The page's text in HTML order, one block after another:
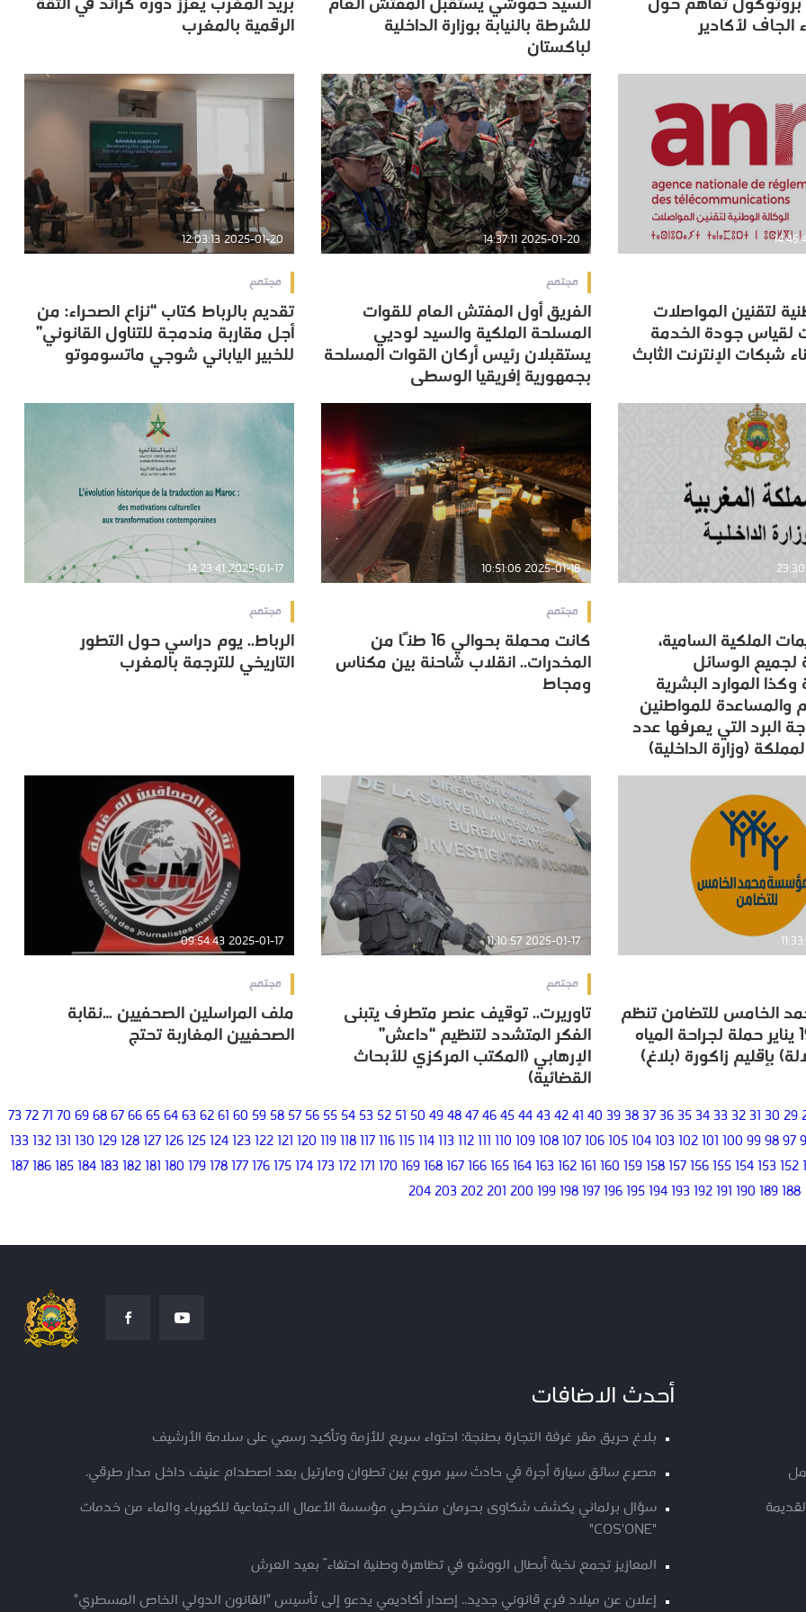
الجاف لأكادير
الجاف لأكادير للشرطة بالنيابة بوزارة الداخلية
لباكستان
للشرطة بالنيابة بوزارة الداخلية
لباكستان
الرقمية بالمغرب
الرقمية بالمغرب
لتقنين المواصلات
لقياس جودة الخدمة
شبكات الإنترنت الثابث
لتقنين المواصلات
لقياس جودة الخدمة
شبكات الإنترنت الثابث
2025-01-20 14:37:11
مجتمع
الفريق أول المفتش العام للقوات
المسلحة الملكية والسيد لوديي
يستقبلان رئيس أركان القوات المسلحة
بجمهورية إفريقيا الوسطى
الفريق أول المفتش العام للقوات
المسلحة الملكية والسيد لوديي
يستقبلان رئيس أركان القوات المسلحة
بجمهورية إفريقيا الوسطى
2025-01-20 12:03:13
مجتمع
تقديم بالرباط كتاب “نزاع الصحراء: من
أجل مقاربة مندمجة للتناول القانوني”
للخبير الياباني شوجي ماتسوموتو
تقديم بالرباط كتاب “نزاع الصحراء: من
أجل مقاربة مندمجة للتناول القانوني”
للخبير الياباني شوجي ماتسوموتو
الملكية السامية،
لجميع الوسائل
الموارد البشرية
والمساعدة للمواطنين
البرد التي يعرفها عدد
(وزارة الداخلية)
الملكية السامية،
لجميع الوسائل
الموارد البشرية
والمساعدة للمواطنين
البرد التي يعرفها عدد
(وزارة الداخلية)
2025-01-18 10:51:06
مجتمع
كانت محملة بحوالي 16 طنًا من
المخدرات.. انقلاب شاحنة بين مكناس
ومجاط
كانت محملة بحوالي 16 طنًا من
المخدرات.. انقلاب شاحنة بين مكناس
ومجاط
2025-01-17 14:23:41
مجتمع
الرباط.. يوم دراسي حول التطور
التاريخي للترجمة بالمغرب
الرباط.. يوم دراسي حول التطور
التاريخي للترجمة بالمغرب
الخامس للتضامن تنظم
من 17 إلى 19 يناير حملة لجراحة المياه
بإقليم زاكورة (بلاغ)
الخامس للتضامن تنظم
من 17 إلى 19 يناير حملة لجراحة المياه
بإقليم زاكورة (بلاغ)
2025-01-17 11:10:57
مجتمع
تاوريرت.. توقيف عنصر متطرف يتبنى
الفكر المتشدد لتنظيم “داعش”
الإرهابي (المكتب المركزي للأبحاث
القضائية)
تاوريرت.. توقيف عنصر متطرف يتبنى
الفكر المتشدد لتنظيم “داعش”
الإرهابي (المكتب المركزي للأبحاث
القضائية)
2025-01-17 09:54:43
مجتمع
ملف المراسلين الصحفيين …نقابة
الصحفيين المغاربة تحتج
ملف المراسلين الصحفيين …نقابة
الصحفيين المغاربة تحتج
29
30
31
32
33
34
35
36
37
38
39
40
41
42
43
44
45
46
47
48
49
50
51
52
53
54
55
56
57
58
59
60
61
62
63
64
65
66
67
68
69
70
71
72
73
97
98
99
100
101
102
103
104
105
106
107
108
109
110
111
112
113
114
115
116
117
118
119
120
121
122
123
124
125
126
127
128
129
130
131
132
133
152
153
154
155
156
157
158
159
160
161
162
163
164
165
166
167
168
169
170
171
172
173
174
175
176
177
178
179
180
181
182
183
184
185
186
187
188
189
190
191
192
193
194
195
196
197
198
199
200
201
202
203
204
أحدث الاضافات
بلاغ حريق مقر غرفة التجارة بطنجة: احتواء سريع للأزمة وتأكيد رسمي على سلامة الأرشيف
مصرع سائق سيارة أجرة في حادث سير مروع بين تطوان ومارتيل بعد اصطدام عنيف داخل مدار طرقي.
سؤال برلماني يكشف شكاوى بحرمان منخرطي مؤسسة الأعمال الاجتماعية للكهرباء والماء من خدمات
"COS'ONE"
المعازيز تجمع نخبة أبطال الووشو في تظاهرة وطنية احتفاءً بعيد العرش
إعلان عن ميلاد فرع قانوني جديد.. إصدار أكاديمي يدعو إلى تأسيس "القانون الدولي الخاص المسطري"